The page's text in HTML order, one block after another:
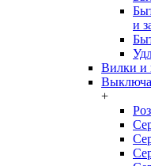
и
Вилки и
+